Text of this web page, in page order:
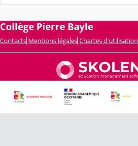
Collège Pierre Bayle
Contacts Mentions légales Chartes d'utilisation